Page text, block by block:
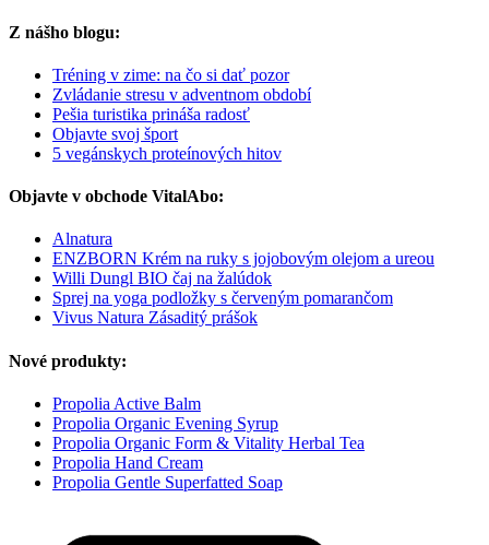
Z nášho blogu:
Tréning v zime: na čo si dať pozor
Zvládanie stresu v adventnom období
Pešia turistika prináša radosť
Objavte svoj šport
5 vegánskych proteínových hitov
Objavte v obchode VitalAbo:
Alnatura
ENZBORN Krém na ruky s jojobovým olejom a ureou
Willi Dungl BIO čaj na žalúdok
Sprej na yoga podložky s červeným pomarančom
Vivus Natura Zásaditý prášok
Nové produkty:
Propolia Active Balm
Propolia Organic Evening Syrup
Propolia Organic Form & Vitality Herbal Tea
Propolia Hand Cream
Propolia Gentle Superfatted Soap